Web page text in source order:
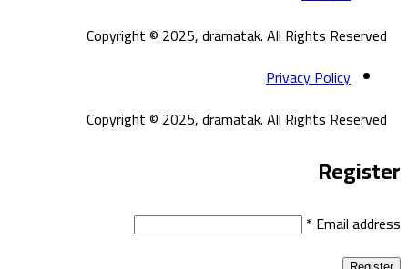
Copyright © 2025, dramatak. All Rights Reserved
Privacy Policy
Copyright © 2025, dramatak. All Rights Reserved
Register
Email address
*